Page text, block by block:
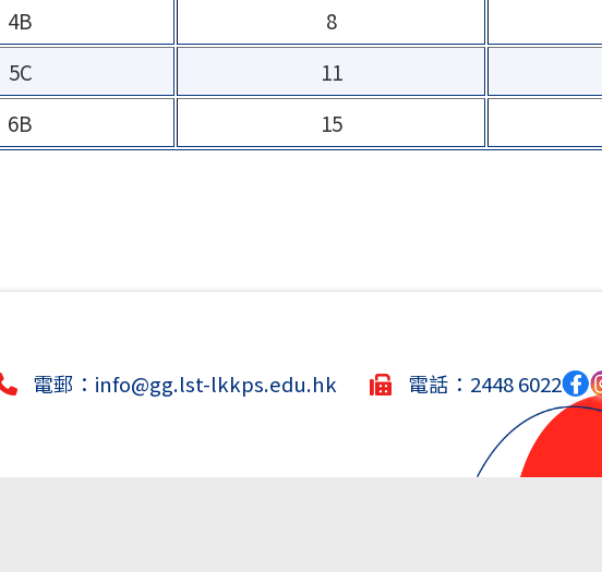
4B
8
5C
11
6B
15
電郵： info@gg.lst-lkkps.edu.hk 電話：2448 6022